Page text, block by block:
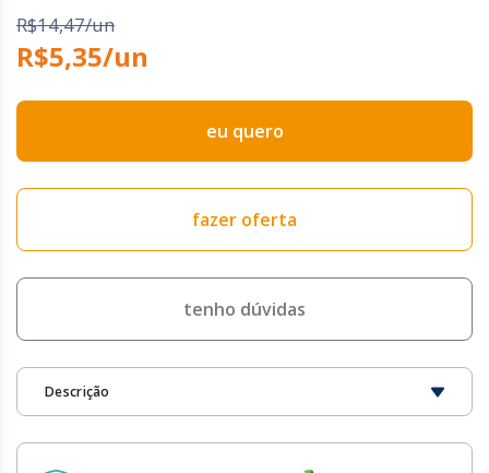
R$14,47/un
R$5,35/un
eu quero
fazer oferta
tenho dúvidas
Descrição